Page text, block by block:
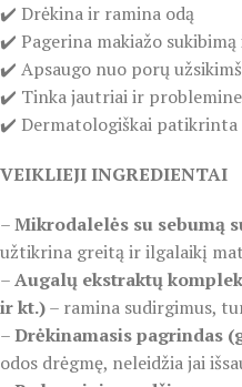
✔️ Drėkina ir ramina odą
✔️ Pagerina makiažo
✔️ Apsaugo nuo porų
✔️ Tinka jautriai ir
✔️ Dermatologiškai patikrinta
VEIKLIEJI INGREDIENTAI
–Mikrodalelės su sebumą
užtikrina greitą ir ilgalaikį
–Augalų ekstraktų
ir kt.)– ramina sudirgimus,
–Drėkinamasis pagrindas
odos drėgmę, neleidžia jai